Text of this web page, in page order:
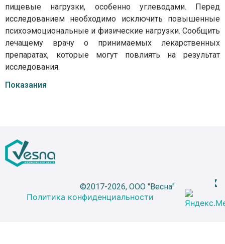
пищевые нагрузки, особенно углеводами. Перед
исследованием необходимо исключить повышенные
психоэмоциональные и физические нагрузки. Сообщить
лечащему врачу о принимаемых лекарственных
препаратах, которые могут повлиять на результат
исследования.
Показания
©2017-2026, ООО "Весна"
Политика конфиденциальности